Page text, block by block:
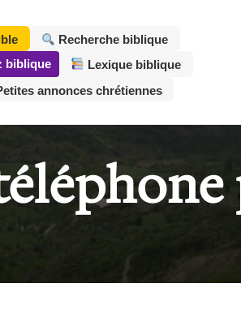
Recherche biblique
biblique
Lexique biblique
annonces chrétiennes